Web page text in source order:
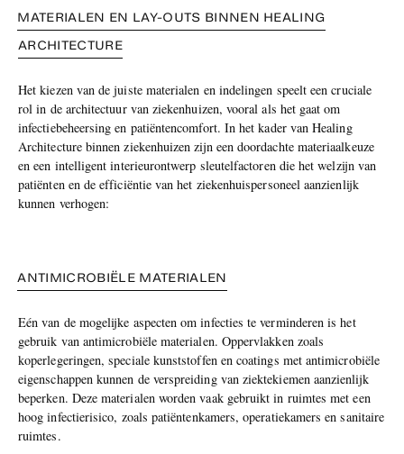
MATERIALEN EN LAY-OUTS BINNEN HEALING
ARCHITECTURE
Het kiezen van de juiste materialen en indelingen speelt een cruciale
rol in de architectuur van ziekenhuizen, vooral als het gaat om
infectiebeheersing en patiëntencomfort. In het kader van Healing
Architecture binnen ziekenhuizen zijn een doordachte materiaalkeuze
en een intelligent interieurontwerp sleutelfactoren die het welzijn van
patiënten en de efficiëntie van het ziekenhuispersoneel aanzienlijk
kunnen verhogen:
ANTIMICROBIËLE MATERIALEN
Eén van de mogelijke aspecten om infecties te verminderen is het
gebruik van antimicrobiële materialen. Oppervlakken zoals
koperlegeringen, speciale kunststoffen en coatings met antimicrobiële
eigenschappen kunnen de verspreiding van ziektekiemen aanzienlijk
beperken. Deze materialen worden vaak gebruikt in ruimtes met een
hoog infectierisico, zoals patiëntenkamers, operatiekamers en sanitaire
ruimtes.